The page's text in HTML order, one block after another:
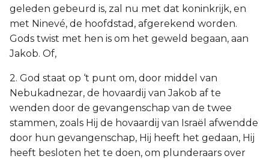
geleden gebeurd is, zal nu met dat koninkrijk, en
met Ninevé, de hoofdstad, afgerekend worden.
Gods twist met hen is om het geweld begaan, aan
Jakob. Of,
2. God staat op ‘t punt om, door middel van
Nebukadnezar, de hovaardij van Jakob af te
wenden door de gevangenschap van de twee
stammen, zoals Hij de hovaardij van Israël afwendde
door hun gevangenschap, Hij heeft het gedaan, Hij
heeft besloten het te doen, om plunderaars over